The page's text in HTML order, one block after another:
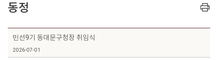
동정
민선9기 동대문구청장 취임식
2026-07-01